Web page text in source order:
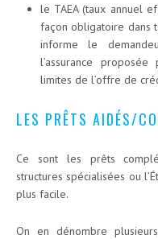
le TAEA (taux annuel
façon obligatoire dans
informe le
l’assurance
limites de l’offre de
LES PRÊTS AIDÉS/
Ce sont les prêts
structures spécialisées ou
plus facile.
On en dénombre